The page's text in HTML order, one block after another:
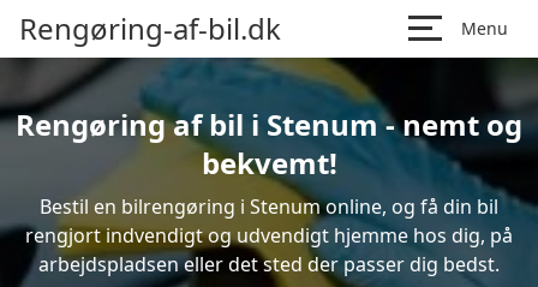
Rengøring-af-bil.dk Menu
Rengøring af bil i Stenum - nemt og
bekvemt!
Bestil en bilrengøring i Stenum online, og få din bil
rengjort indvendigt og udvendigt hjemme hos dig, på
arbejdspladsen eller det sted der passer dig bedst.